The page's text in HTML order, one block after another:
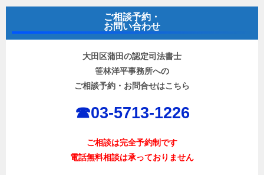
ビ
ご相談予約・
お問い合わせ
大田区蒲田の認定司法書士
笹林洋平事務所への
ご相談予約・お問合せはこちら
☎︎03-5713-1226
ご相談は完全予約制です
電話無料相談は承っておりません